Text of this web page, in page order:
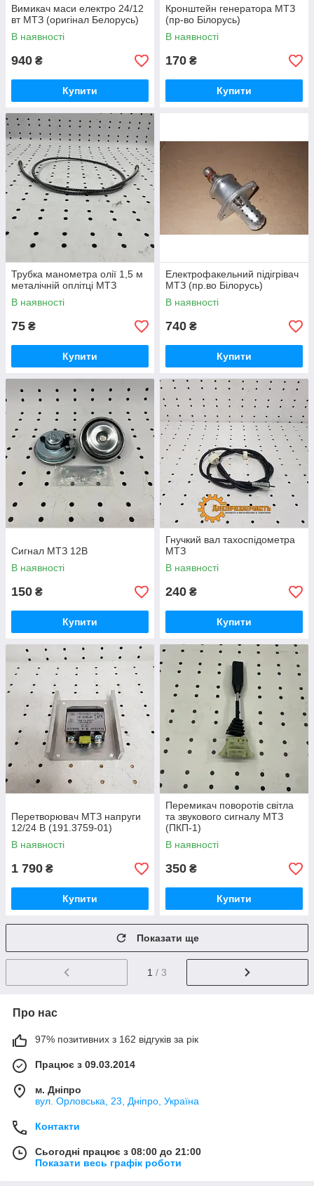
Вимикач маси електро 24/12
вт МТЗ (оригінал Белорусь)
В наявності
940 ₴
Купити
Кронштейн генератора МТЗ
(пр-во Білорусь)
В наявності
170 ₴
Купити
Трубка манометра олії 1,5 м
металічній оплітці МТЗ
В наявності
75 ₴
Купити
Електрофакельний підігрівач
МТЗ (пр.во Білорусь)
В наявності
740 ₴
Купити
Сигнал МТЗ 12В
В наявності
150 ₴
Купити
Гнучкий вал тахоспідометра
МТЗ
В наявності
240 ₴
Купити
Перетворювач МТЗ напруги
12/24 В (191.3759-01)
В наявності
1 790 ₴
Купити
Перемикач поворотів світла
та звукового сигналу МТЗ
(ПКП-1)
В наявності
350 ₴
Купити
Показати ще
1 / 3
Про нас
97% позитивних з 162 відгуків за рік
Працює з 09.03.2014
м. Дніпро
вул. Орловська, 23, Дніпро, Україна
Контакти
Сьогодні працює з 08:00 до 21:00
Показати весь графік роботи